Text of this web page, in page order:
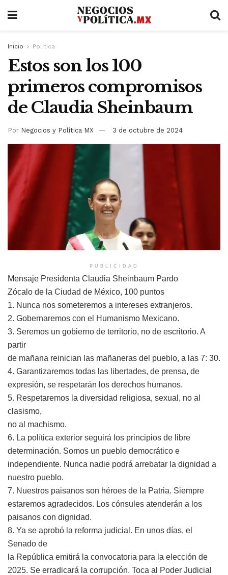
Inicio Política
Estos son los 100
primeros compromisos
de Claudia Sheinbaum
Por Negocios y Política MX 3 de octubre de 2024
PUBLICIDAD
Mensaje Presidenta Claudia Sheinbaum Pardo
Zócalo de la Ciudad de México, 100 puntos
1. Nunca nos someteremos a intereses extranjeros.
2. Gobernaremos con el Humanismo Mexicano.
3. Seremos un gobierno de territorio, no de escritorio. A
partir
de mañana reinician las mañaneras del pueblo, a las 7: 30.
4. Garantizaremos todas las libertades, de prensa, de
expresión, se respetarán los derechos humanos.
5. Respetaremos la diversidad religiosa, sexual, no al
clasismo,
no al machismo.
6. La política exterior seguirá los principios de libre
determinación. Somos un pueblo democrático e
independiente. Nunca nadie podrá arrebatar la dignidad a
nuestro pueblo.
7. Nuestros paisanos son héroes de la Patria. Siempre
estaremos agradecidos. Los cónsules atenderán a los
paisanos con dignidad.
8. Ya se aprobó la reforma judicial. En unos días, el
Senado de
la República emitirá la convocatoria para la elección de
2025. Se erradicará la corrupción. Toca al Poder Judicial